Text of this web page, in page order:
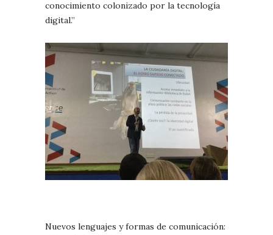
conocimiento colonizado por la tecnología
digital.”
Nuevos lenguajes y formas de comunicación: